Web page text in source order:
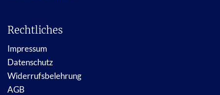
Rechtliches
Impressum
Datenschutz
Widerrufsbelehrung
AGB